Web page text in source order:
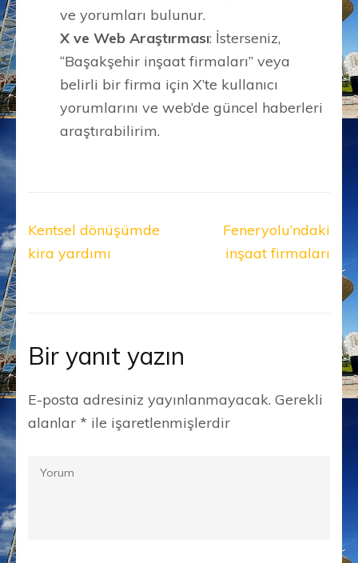
ve yorumları bulunur.
X ve Web Araştırması: İsterseniz,
“Başakşehir inşaat firmaları” veya
belirli bir firma için X’te kullanıcı
yorumlarını ve web’de güncel haberleri
araştırabilirim.
Yazı
gezinmesi
Kentsel dönüşümde
kira yardımı
Feneryolu’ndaki
inşaat firmaları
Bir yanıt yazın
E-posta adresiniz yayınlanmayacak. Gerekli
alanlar * ile işaretlenmişlerdir
Yorum